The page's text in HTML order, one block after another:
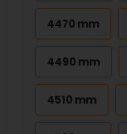
4470 mm
4490 mm
4510 mm